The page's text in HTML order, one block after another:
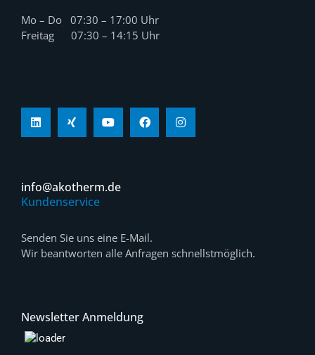
Mo – Do 07:30 – 17:00 Uhr
Freitag 07:30 – 14:15 Uhr
info@akotherm.de
Kundenservice
Senden Sie uns eine E-Mail.
Wir beantworten alle Anfragen schnellstmöglich.
Newsletter Anmeldung